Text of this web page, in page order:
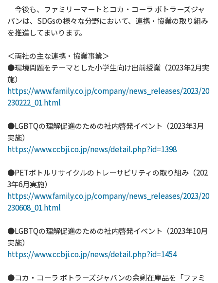
今後も、ファミリーマートとコカ・コーラ ボトラーズジャ
パンは、SDGsの様々な分野において、連携・協業の取り組み
を推進してまいります。
＜両社の主な連携・協業事業＞
●環境問題をテーマとした小学生向け出前授業（2023年2月実
施）
https://www.family.co.jp/company/news_releases/2023/20
230222_01.html
●LGBTQの理解促進のための社内啓発イベント（2023年3月
実施）
https://www.ccbji.co.jp/news/detail.php?id=1398
●PETボトルリサイクルのトレーサビリティの取り組み（202
3年6月実施）
https://www.family.co.jp/company/news_releases/2023/20
230608_01.html
●LGBTQの理解促進のための社内啓発イベント（2023年10月
実施）
https://www.ccbji.co.jp/news/detail.php?id=1454
●コカ・コーラ ボトラーズジャパンの余剰在庫品を「ファミ